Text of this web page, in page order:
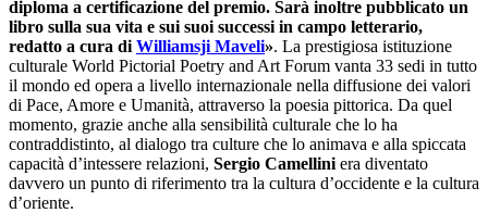
diploma a certificazione del premio. Sarà inoltre pubblicato un
libro sulla sua vita e sui suoi successi in campo letterario,
redatto a cura di Williamsji Maveli». La prestigiosa istituzione
culturale World Pictorial Poetry and Art Forum vanta 33 sedi in tutto
il mondo ed opera a livello internazionale nella diffusione dei valori
di Pace, Amore e Umanità, attraverso la poesia pittorica. Da quel
momento, grazie anche alla sensibilità culturale che lo ha
contraddistinto, al dialogo tra culture che lo animava e alla spiccata
capacità d’intessere relazioni, Sergio Camellini era diventato
davvero un punto di riferimento tra la cultura d’occidente e la cultura
d’oriente.